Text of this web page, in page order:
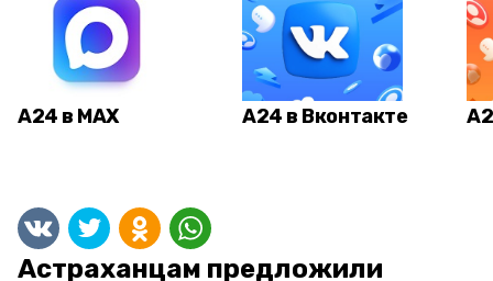
А24 в MAX А24 в Вконтакте
Астраханцам предложили